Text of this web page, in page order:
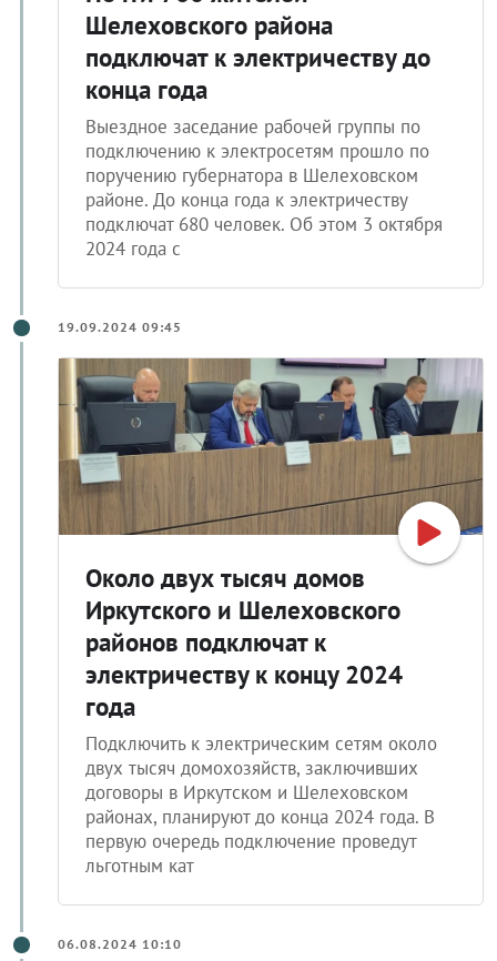
Шелеховского района
подключат к электричеству до
конца года
Выездное заседание рабочей группы по
подключению к электросетям прошло по
поручению губернатора в Шелеховском
районе. До конца года к электричеству
подключат 680 человек. Об этом 3 октября
2024 года с
19.09.2024 09:45
Около двух тысяч домов
Иркутского и Шелеховского
районов подключат к
электричеству к концу 2024
года
Подключить к электрическим сетям около
двух тысяч домохозяйств, заключивших
договоры в Иркутском и Шелеховском
районах, планируют до конца 2024 года. В
первую очередь подключение проведут
льготным кат
06.08.2024 10:10